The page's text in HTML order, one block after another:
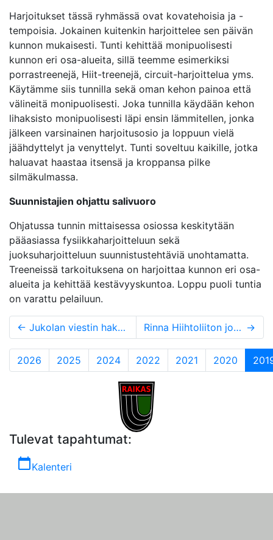
Harjoitukset tässä ryhmässä ovat kovatehoisia ja -
tempoisia. Jokainen kuitenkin harjoittelee sen päivän
kunnon mukaisesti. Tunti kehittää monipuolisesti
kunnon eri osa-alueita, sillä teemme esimerkiksi
porrastreenejä, Hiit-treenejä, circuit-harjoittelua yms.
Käytämme siis tunnilla sekä oman kehon painoa että
välineitä monipuolisesti. Joka tunnilla käydään kehon
lihaksisto monipuolisesti läpi ensin lämmitellen, jonka
jälkeen varsinainen harjoitusosio ja loppuun vielä
jäähdyttelyt ja venyttelyt. Tunti soveltuu kaikille, jotka
haluavat haastaa itsensä ja kroppansa pilke
silmäkulmassa.
Suunnistajien ohjattu salivuoro
Ohjatussa tunnin mittaisessa osiossa keskitytään
pääasiassa fysiikkaharjoitteluun sekä
juoksuharjoitteluun suunnistustehtäviä unohtamatta.
Treeneissä tarkoituksena on harjoittaa kunnon eri osa-
alueita ja kehittää kestävyyskuntoa. Loppu puoli tuntia
on varattu pelailuun.
← Jukolan viestin hakeminen 2024 tai 2025 Rinna Hiihtoliiton johtokuntaan →
2026 2025 2024 2022 2021 2020
Tulevat tapahtumat:
calendar_todayKalenteri